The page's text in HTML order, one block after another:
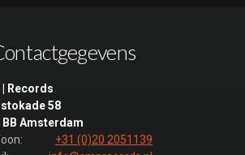
| Records
58
BB Amsterdam
+31 (0)20 2051139